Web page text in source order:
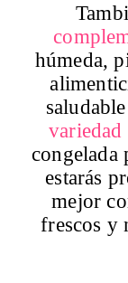
húmeda,
variedad
congelada
estarás
mejor
frescos y